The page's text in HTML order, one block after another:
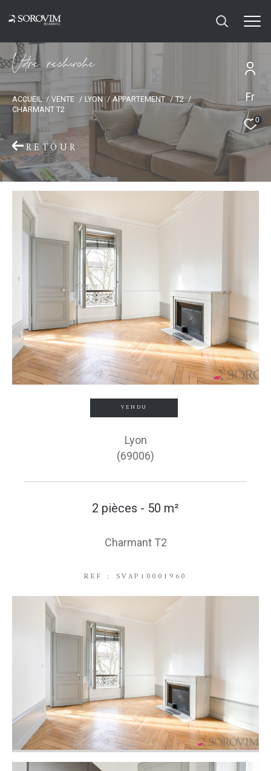
Fr
0
Vore recece
ACCUEIL VENTE LYON APPARTEMENT
T2
CHARMANT T2
RETOUR
VENDU
Lyon
(69006)
2 pièces - 50 m²
Charmant T2
REF : SVAP10001960